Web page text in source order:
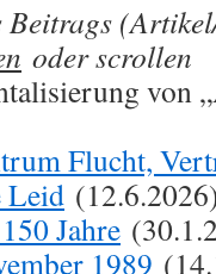
Beitrags
oder scrollen
von
Flucht,
Leid
Jahre
1989